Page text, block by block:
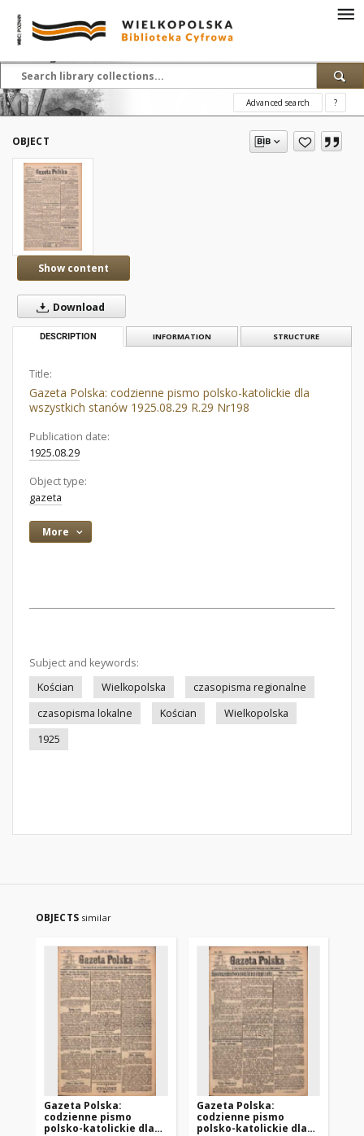
Advanced search ?
OBJECT
Show content
Download
DESCRIPTION INFORMATION STRUCTURE
Title:
Gazeta Polska: codzienne pismo polsko-katolickie dla
wszystkich stanów 1925.08.29 R.29 Nr198
Publication date:
1925.08.29
Object type:
gazeta
More
Subject and keywords:
Kościan
Wielkopolska
czasopisma regionalne
czasopisma lokalne
Kościan
Wielkopolska
1925
OBJECTS similar
Gazeta Polska:
codzienne pismo
polsko-katolickie dla
Gazeta Polska:
codzienne pismo
polsko-katolickie dla